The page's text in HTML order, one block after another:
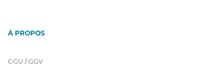
À PROPOS
CGU / GGV